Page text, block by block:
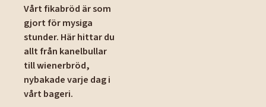
Vårt fikabröd är som
gjort för mysiga
stunder. Här hittar du
allt från kanelbullar
till wienerbröd,
nybakade varje dag i
vårt bageri.